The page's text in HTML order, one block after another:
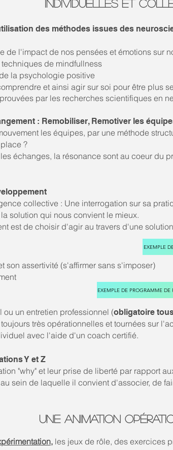
individuelles et
des méthodes issues des
de l'impact de nos pensées et émotions sur
de mindfullness
la psychologie positive
et ainsi agir sur soi pour être plus
par les recherches scientifiques en
: Remobiliser, Remotiver les
les équipes, par une méthode
?
échanges, la résonance sont au coeur du
collective : Une interrogation sur sa
solution qui nous convient le mieux.
est de choisir d'agir au travers d'une
son assertivité (s'affirmer sans s'imposer)
un entretien professionnel (obligatoire
très opérationnelles et tournées sur
avec l'aide d'un coach certifié.
Y et Z
"why" et leur prise de liberté par rapport
sein de laquelle il convient d'associer, de
une animation
les jeux de rôle, des exercices
EXEMPLE
EXEMPLE DE PROGRAMME